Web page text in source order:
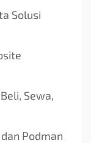
Solusi
Sewa,
Podman